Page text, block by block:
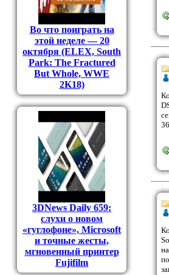
Во что поиграть на
этой неделе — 20
октября (ELEX, South
Park: The Fractured
But Whole, WWE
2K18)
3DNews Daily 659:
слухи о новом
«гуглофоне», Microsoft
и точные жесты,
мгновенный принтер
Fujifilm